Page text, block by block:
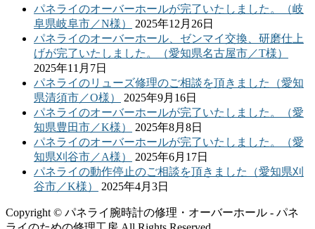
パネライのオーバーホールが完了いたしました。（岐
阜県岐阜市／N様）
2025年12月26日
パネライのオーバーホール、ゼンマイ交換、研磨仕上
げが完了いたしました。（愛知県名古屋市／T様）
2025年11月7日
パネライのリューズ修理のご相談を頂きました（愛知
県清須市／O様）
2025年9月16日
パネライのオーバーホールが完了いたしました。（愛
知県豊田市／K様）
2025年8月8日
パネライのオーバーホールが完了いたしました。（愛
知県刈谷市／A様）
2025年6月17日
パネライの動作停止のご相談を頂きました（愛知県刈
谷市／K様）
2025年4月3日
Copyright © パネライ腕時計の修理・オーバーホール - パネ